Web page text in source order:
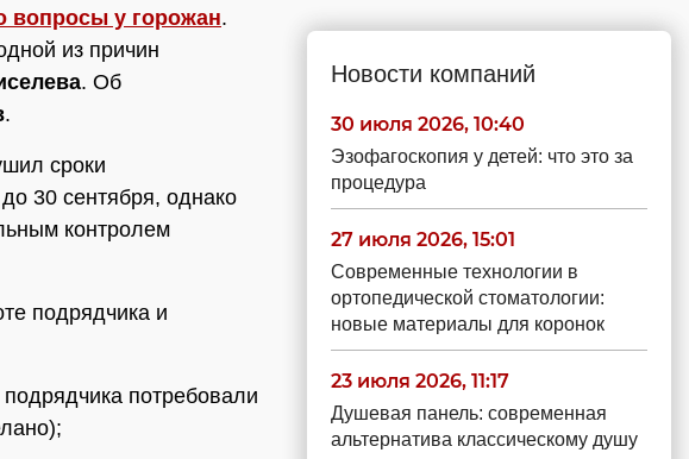
вопросы у горожан.
из причин
. Об
.
сроки
30 сентября, однако
контролем
подрядчика и
потребовали
Новости компаний
30 июля 2026, 10:40
Эзофагоскопия у детей: что это за
процедура
27 июля 2026, 15:01
Современные технологии в
ортопедической стоматологии:
новые материалы для коронок
23 июля 2026, 11:17
Душевая панель: современная
альтернатива классическому душу